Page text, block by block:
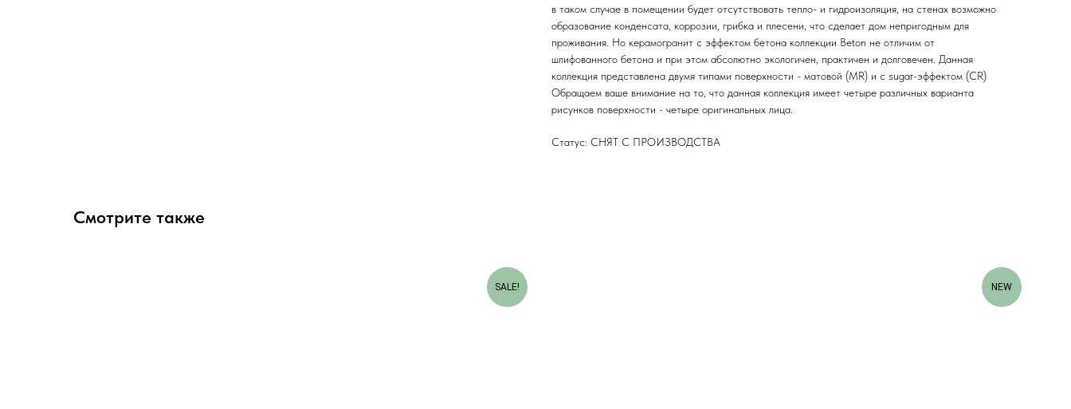
в таком случае в помещении будет отсутствовать тепло- и гидроизоляция, на стенах возможно
образование конденсата, коррозии, грибка и плесени, что сделает дом непригодным для
проживания. Но керамогранит с эффектом бетона коллекции Beton не отличим от
шлифованного бетона и при этом абсолютно экологичен, практичен и долговечен. Данная
коллекция представлена двумя типами поверхности - матовой (MR) и с sugar-эффектом (CR)
Обращаем ваше внимание на то, что данная коллекция имеет четыре различных варианта
рисунков поверхности - четыре оригинальных лица.
Статус: СНЯТ С ПРОИЗВОДСТВА
Смотрите также
SALE! NEW